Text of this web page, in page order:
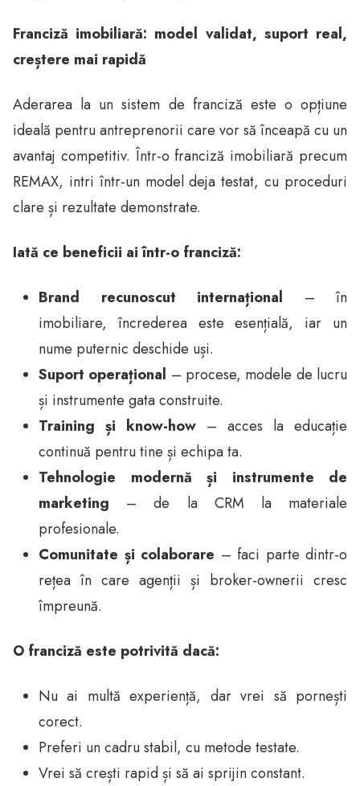
Franciză imobiliară: model validat, suport real,
creștere mai rapidă
Aderarea la un sistem de franciză este o opțiune
ideală pentru antreprenorii care vor să înceapă cu un
avantaj competitiv. Într-o franciză imobiliară precum
REMAX, intri într-un model deja testat, cu proceduri
clare și rezultate demonstrate.
Iată ce beneficii ai într-o franciză:
Brand recunoscut internațional – în
imobiliare, încrederea este esențială, iar un
nume puternic deschide uși.
Suport operațional – procese, modele de lucru
și instrumente gata construite.
Training și know-how – acces la educație
continuă pentru tine și echipa ta.
Tehnologie modernă și instrumente de
marketing – de la CRM la materiale
profesionale.
Comunitate și colaborare – faci parte dintr-o
rețea în care agenții și broker-ownerii cresc
împreună.
O franciză este potrivită dacă:
Nu ai multă experiență, dar vrei să pornești
corect.
Preferi un cadru stabil, cu metode testate.
Vrei să crești rapid și să ai sprijin constant.